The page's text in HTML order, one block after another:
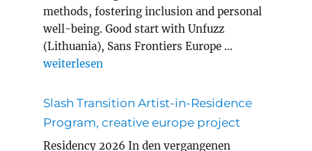
methods, fostering inclusion and personal
well-being. Good start with Unfuzz
(Lithuania), Sans Frontiers Europe …
„MEWELL erasmus+ project adult education“
weiterlesen
Slash Transition Artist-in-Residence
Program, creative europe project
Residency 2026 In den vergangenen